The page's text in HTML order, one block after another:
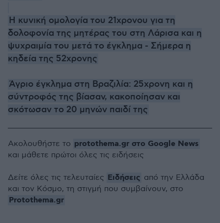
Η κυνική ομολογία του 21χρονου για τη
δολοφονία της μητέρας του στη Λάρισα και η
ψυχραιμία του μετά το έγκλημα - Σήμερα η
κηδεία της 52χρονης
Άγριο έγκλημα στη Βραζιλία: 25χρονη και η
σύντροφός της βίασαν, κακοποίησαν και
σκότωσαν το 20 μηνών παιδί της
Ακολουθήστε το protothema.gr στο Google News
και μάθετε πρώτοι όλες τις ειδήσεις
Δείτε όλες τις τελευταίες Ειδήσεις από την Ελλάδα
και τον Κόσμο, τη στιγμή που συμβαίνουν, στο
Protothema.gr